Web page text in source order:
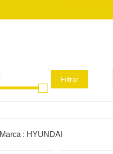
Filtrar
Marca : HYUNDAI